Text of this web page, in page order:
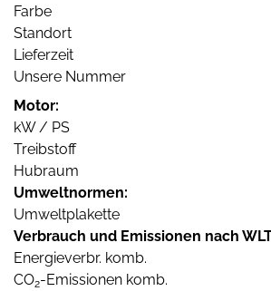
Farbe
Standort
Lieferzeit
Unsere Nummer
Motor:
kW / PS
Treibstoff
Hubraum
Umweltnormen:
Umweltplakette
Verbrauch und Emissionen nach
Energieverbr. komb.
CO2-Emissionen komb.